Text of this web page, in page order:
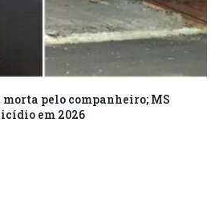
morta pelo companheiro; MS
em 2026